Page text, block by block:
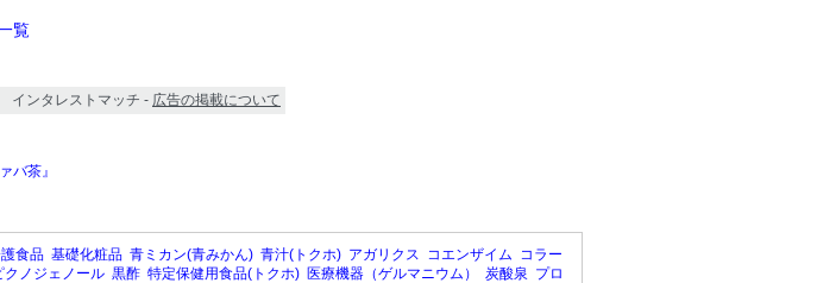
覧
インタレストマッチ - 広告の掲載について
バ茶』
食品 基礎化粧品 青ミカン(青みかん) 青汁(トクホ) アガリクス コエンザイム コラー
クノジェノール 黒酢 特定保健用食品(トクホ) 医療機器（ゲルマニウム） 炭酸泉 プロ